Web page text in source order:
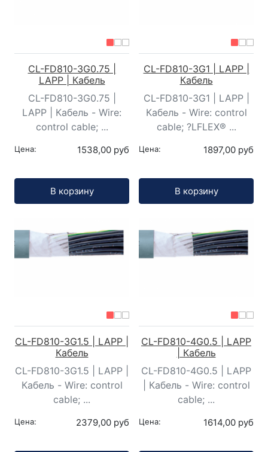
CL-FD810-3G0.75 |
LAPP | Кабель
CL-FD810-3G0.75 |
LAPP | Кабель - Wire:
control cable; ...
Цена: 1538,00 руб
В корзину
CL-FD810-3G1 | LAPP |
Кабель
CL-FD810-3G1 | LAPP |
Кабель - Wire: control
cable; ?LFLEX® ...
Цена: 1897,00 руб
В корзину
CL-FD810-3G1.5 | LAPP |
Кабель
CL-FD810-3G1.5 | LAPP |
Кабель - Wire: control
cable; ...
Цена: 2379,00 руб
CL-FD810-4G0.5 | LAPP
| Кабель
CL-FD810-4G0.5 | LAPP
| Кабель - Wire: control
cable; ...
Цена: 1614,00 руб